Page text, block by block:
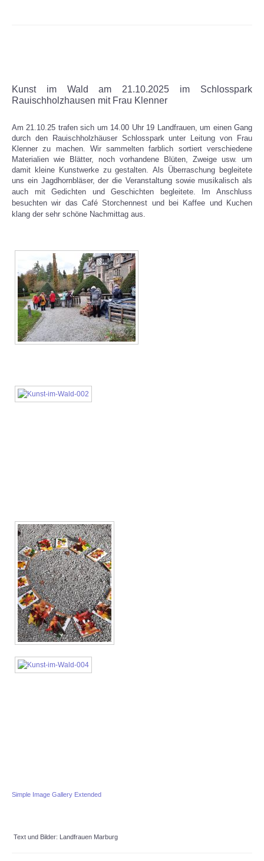
Kunst im Wald am 21.10.2025 im Schlosspark
Rauischholzhausen mit Frau Klenner
Am 21.10.25 trafen sich um 14.00 Uhr 19 Landfrauen, um einen Gang
durch den Rauischholzhäuser Schlosspark unter Leitung von Frau
Klenner zu machen. Wir sammelten farblich sortiert verschiedene
Materialien wie Blätter, noch vorhandene Blüten, Zweige usw. um
damit kleine Kunstwerke zu gestalten.Als Überraschung begleitete
uns ein Jagdhornbläser, der die Veranstaltung sowie musikalisch als
auch mit Gedichten und Geschichten begleitete.
Im Anschluss
besuchten wir das Café Storchennest und bei Kaffee und Kuchen
klang der sehr schöne Nachmittag aus.
Simple Image Gallery Extended
Text und Bilder: Landfrauen Marburg